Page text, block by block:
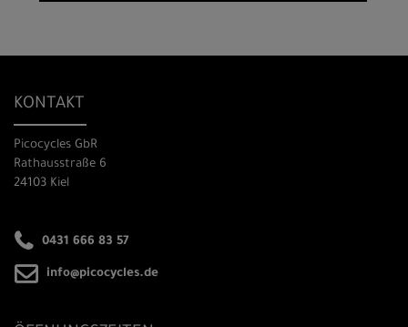
KONTAKT
Picocycles GbR
Rathausstraße 6
24103 Kiel
0431 666 83 57
info@picocycles.de